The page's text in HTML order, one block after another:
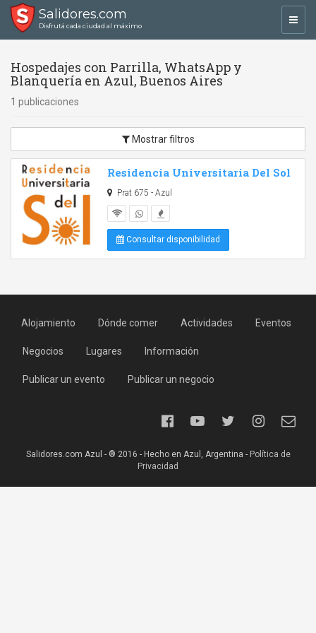
Salidores.com
Disfrutá cada ciudad al máximo
Hospedajes con Parrilla, WhatsApp y
Blanquería en Azul, Buenos Aires
1 publicaciones
Mostrar filtros
Residencia Universitaria Del Sol
Prat 675 - Azul
Consultar disponibilidad
Alojamiento Dónde comer Actividades Eventos
Negocios Lugares Información
Publicar un evento Publicar un negocio
Salidores.com Azul - ® 2016 - Hecho en Azul, Argentina - Política de
Privacidad